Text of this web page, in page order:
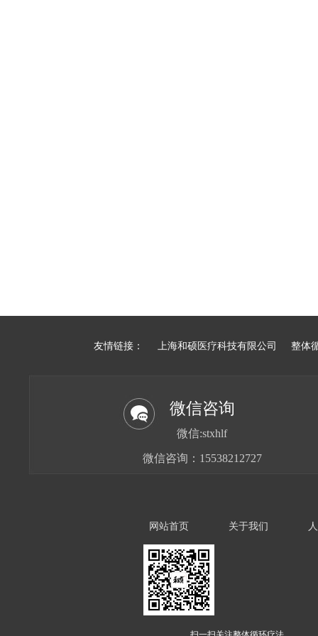
友情链接： 上海和硕医疗科技有限公司 整体
微信咨询
微信:stxhlf
微信咨询：15538212727
网站首页 关于我们